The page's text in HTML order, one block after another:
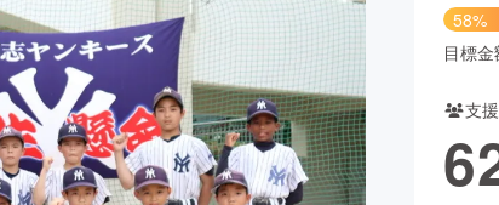
書籍・雑誌出版 アニメ・漫画
チャレンジ ビューティー・ヘル
58%
目標
支